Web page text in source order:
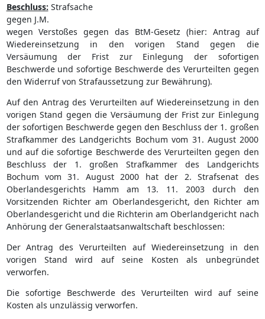
Beschluss: Strafsache
gegen J.M.
wegen Verstoßes gegen das BtM-Gesetz (hier: Antrag auf
Wiedereinsetzung in den vorigen Stand gegen die
Versäumung der Frist zur Einlegung der sofortigen
Beschwerde und sofortige Beschwerde des Verurteilten gegen
den Widerruf von Strafaussetzung zur Bewährung).
Auf den Antrag des Verurteilten auf Wiedereinsetzung in den
vorigen Stand gegen die Versäumung der Frist zur Einlegung
der sofortigen Beschwerde gegen den Beschluss der 1. großen
Strafkammer des Landgerichts Bochum vom 31. August 2000
und auf die sofortige Beschwerde des Verurteilten gegen den
Beschluss der 1. großen Strafkammer des Landgerichts
Bochum vom 31. August 2000 hat der 2. Strafsenat des
Oberlandesgerichts Hamm am 13. 11. 2003 durch den
Vorsitzenden Richter am Oberlandesgericht, den Richter am
Oberlandesgericht und die Richterin am Oberlandgericht nach
Anhörung der Generalstaatsanwaltschaft beschlossen:
Der Antrag des Verurteilten auf Wiedereinsetzung in den
vorigen Stand wird auf seine Kosten als unbegründet
verworfen.
Die sofortige Beschwerde des Verurteilten wird auf seine
Kosten als unzulässig verworfen.